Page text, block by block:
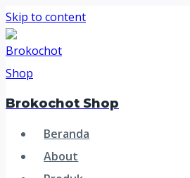
Skip to content
Brokochot Shop
Beranda
About